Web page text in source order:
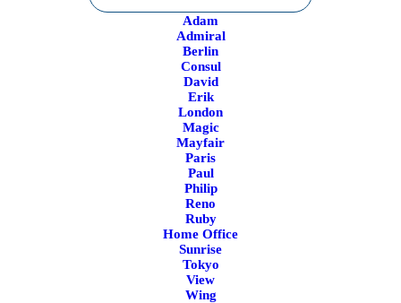
Adam
Admiral
Berlin
Consul
David
Erik
London
Magic
Mayfair
Paris
Paul
Philip
Reno
Ruby
Home Office
Sunrise
Tokyo
View
Wing
Gratis Lieferung
Bequem bis in Dein Wohnzimmer
Beliebte Stressless Modelle
Großzügig gepolstert mit hoher